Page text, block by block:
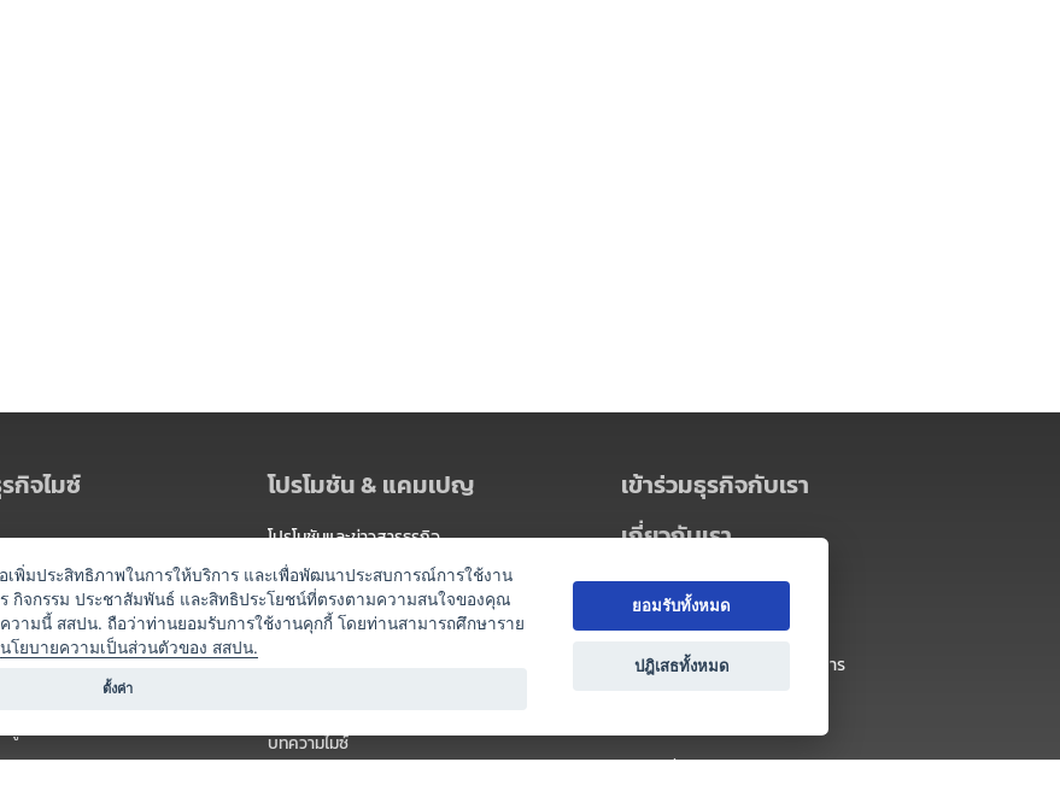
กิจไมซ์
เที่ยว
ผู้จัดงาน
โปรโมชัน & แคมเปญ
โปรโมชันและข่าวสารธุรกิจ
แพ็กเกจ
แคมเปญ
บทความไมซ์
เข้าร่วมธุรกิจกับเรา
เกี่ยวกับเรา
เกี่ยวกับ Thai MICE Connect
นโยบายความเป็นส่วนตัว
ข้อตกลง และเงื่อนไขการใช้บริการ
เพิ่มประสิทธิภาพในการให้บริการ และเพื่อพัฒนาประสบการณ์การใช้งาน
กิจกรรม ประชาสัมพันธ์ และสิทธิประโยชน์ที่ตรงตามความสนใจของคุณ
ามนี้ สสปน. ถือว่าท่านยอมรับการใช้งานคุกกี้ โดยท่านสามารถศึกษาราย
นโยบายความเป็นส่วนตัวของ สสปน.
ตั้งค่า
ยอมรับทั้งหมด
ปฎิเสธทั้งหมด